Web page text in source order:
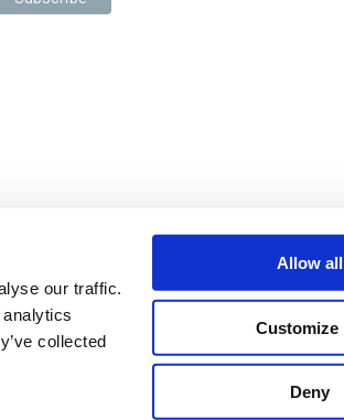
our traffic.
collected
Allow all
Customize
Deny